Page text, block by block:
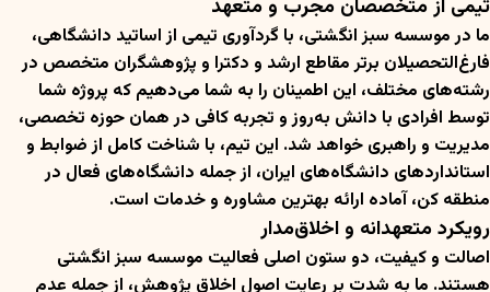
تیمی از متخصصان مجرب و متعهد
ما در موسسه سبز انگشتی، با گردآوری تیمی از اساتید دانشگاهی،
فارغ‌التحصیلان برتر مقاطع ارشد و دکترا و پژوهشگران متخصص در
رشته‌های مختلف، این اطمینان را به شما می‌دهیم که پروژه شما
توسط افرادی با دانش به‌روز و تجربه کافی در همان حوزه تخصصی،
مدیریت و راهبری خواهد شد. این تیم، با شناخت کامل از ضوابط و
استانداردهای دانشگاه‌های ایران، از جمله دانشگاه‌های فعال در
منطقه کن، آماده ارائه بهترین مشاوره و خدمات است.
رویکرد متعهدانه و اخلاق‌مدار
اصالت و کیفیت، دو ستون اصلی فعالیت موسسه سبز انگشتی
هستند. ما به شدت بر رعایت اصول اخلاق پژوهش، از جمله عدم